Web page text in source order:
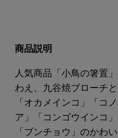
商品説明
人気商品「小鳥の箸置
わえ、九谷焼ブローチ
「オカメインコ」「コ
ア」「コンゴウインコ
「ブンチョウ」のかわ